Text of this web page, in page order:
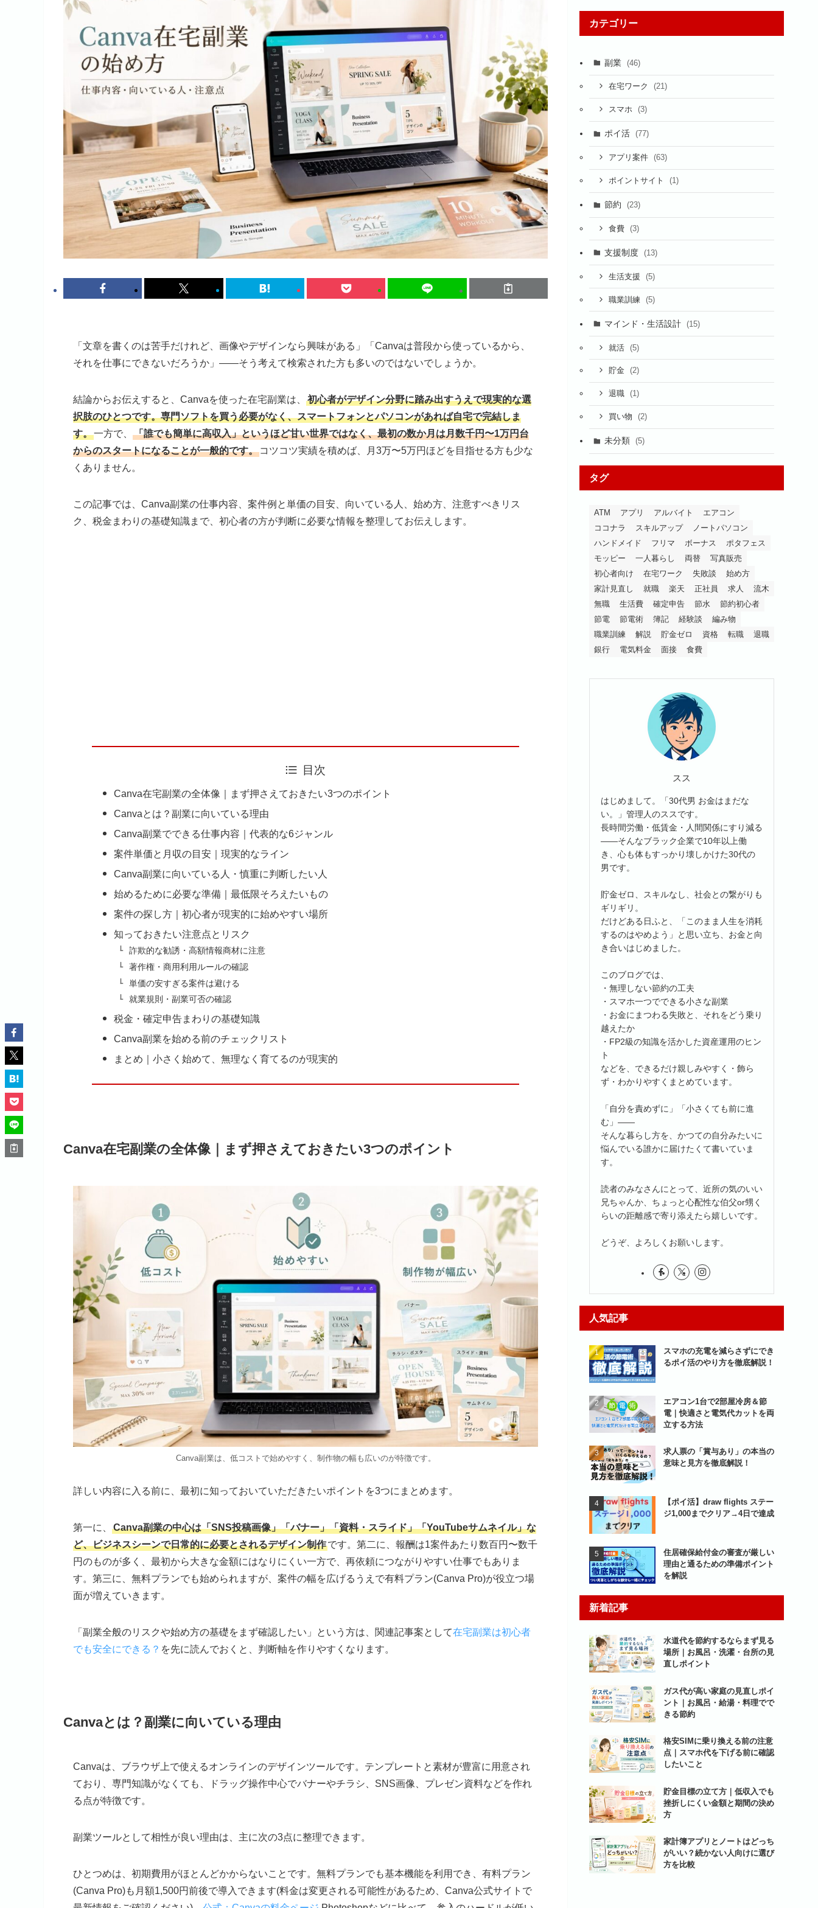
「文章を書くのは苦手だけれど、画像やデザインなら興味がある」「Canvaは普段から使っているから、
それを仕事にできないだろうか」——そう考えて検索された方も多いのではないでしょうか。
結論からお伝えすると、Canvaを使った在宅副業は、
初心者がデザイン分野に踏み出すうえで現実的な選
択肢のひとつです。専門ソフトを買う必要がなく、スマートフォンとパソコンがあれば自宅で完結しま
す。一方で、
「誰でも簡単に高収入」というほど甘い世界ではなく、最初の数か月は月数千円〜1万円台
からのスタートになることが一般的です。 コツコツ実績を積めば、月3万〜5万円ほどを目指せる方も少な
くありません。
この記事では、Canva副業の仕事内容、案件例と単価の目安、向いている人、始め方、注意すべきリス
ク、税金まわりの基礎知識まで、初心者の方が判断に必要な情報を整理してお伝えします。
目次
Canva在宅副業の全体像｜まず押さえておきたい3つのポイント
Canvaとは？副業に向いている理由
Canva副業でできる仕事内容｜代表的な6ジャンル
案件単価と月収の目安｜現実的なライン
Canva副業に向いている人・慎重に判断したい人
始めるために必要な準備｜最低限そろえたいもの
案件の探し方｜初心者が現実的に始めやすい場所
知っておきたい注意点とリスク
詐欺的な勧誘・高額情報商材に注意
著作権・商用利用ルールの確認
単価の安すぎる案件は避ける
就業規則・副業可否の確認
税金・確定申告まわりの基礎知識
Canva副業を始める前のチェックリスト
まとめ｜小さく始めて、無理なく育てるのが現実的
Canva在宅副業の全体像｜まず押さえておきたい3つのポイント
Canva副業は、低コストで始めやすく、制作物の幅も広いのが特徴です。
詳しい内容に入る前に、最初に知っておいていただきたいポイントを3つにまとめます。
第一に、
Canva副業の中心は「SNS投稿画像」「バナー」「資料・スライド」「YouTubeサムネイル」な
ど、ビジネスシーンで日常的に必要とされるデザイン制作です。第二に、報酬は1案件あたり数百円〜数千
円のものが多く、最初から大きな金額にはなりにくい一方で、再依頼につながりやすい仕事でもありま
す。第三に、無料プランでも始められますが、案件の幅を広げるうえで有料プラン(Canva Pro)が役立つ場
面が増えていきます。
「副業全般のリスクや始め方の基礎をまず確認したい」という方は、関連記事案として在宅副業は初心者
でも安全にできる？ を先に読んでおくと、判断軸を作りやすくなります。
Canvaとは？副業に向いている理由
Canvaは、ブラウザ上で使えるオンラインのデザインツールです。テンプレートと素材が豊富に用意され
ており、専門知識がなくても、ドラッグ操作中心でバナーやチラシ、SNS画像、プレゼン資料などを作れ
る点が特徴です。
副業ツールとして相性が良い理由は、主に次の3点に整理できます。
ひとつめは、初期費用がほとんどかからないことです。無料プランでも基本機能を利用でき、有料プラン
(Canva Pro)も月額1,500円前後で導入できます(料金は変更される可能性があるため、Canva公式サイトで
カテゴリー
副業 (46)
在宅ワーク (21)
スマホ (3)
ポイ活 (77)
アプリ案件 (63)
ポイントサイト (1)
節約 (23)
食費 (3)
支援制度 (13)
生活支援 (5)
職業訓練 (5)
マインド・生活設計 (15)
就活 (5)
貯金 (2)
退職 (1)
買い物 (2)
未分類 (5)
タグ
ATM アプリ アルバイト
エアコン
ココナラ
スキルアップ
ノートパソコン
ハンドメイド
フリマ ボーナス
ポタフェス
モッピー
一人暮らし 両替
写真販売
初心者向け
在宅ワーク 失敗談
始め方
家計見直し
就職 楽天 正社員 求人
流木
無職
生活費 確定申告 節水
節約初心者
節電
節電術 簿記 経験談
編み物
職業訓練
解説 貯金ゼロ 資格 転職
退職
銀行
電気料金 面接 食費
スス
はじめまして。「30代男 お金はまだな
い。」管理人のススです。
長時間労働・低賃金・人間関係にすり減る
――そんなブラック企業で10年以上働
き、心も体もすっかり壊しかけた30代の
男です。
貯金ゼロ、スキルなし、社会との繋がりも
ギリギリ。
だけどある日ふと、「このまま人生を消耗
するのはやめよう」と思い立ち、お金と向
き合いはじめました。
このブログでは、
・無理しない節約の工夫
・スマホ一つでできる小さな副業
・お金にまつわる失敗と、それをどう乗り
越えたか
・FP2級の知識を活かした資産運用のヒン
ト
などを、できるだけ親しみやすく・飾ら
ず・わかりやすくまとめています。
「自分を責めずに」「小さくても前に進
む」――
そんな暮らし方を、かつての自分みたいに
悩んでいる誰かに届けたくて書いていま
す。
読者のみなさんにとって、近所の気のいい
兄ちゃんか、ちょっと心配性な伯父or甥く
らいの距離感で寄り添えたら嬉しいです。
どうぞ、よろしくお願いします。
人気記事
スマホの充電を減らさずにでき
るポイ活のやり方を徹底解説！
エアコン1台で2部屋冷房＆節
電｜快適さと電気代カットを両
立する方法
求人票の「賞与あり」の本当の
意味と見方を徹底解説！
【ポイ活】draw flights ステー
ジ1,000までクリア→4日で達成
住居確保給付金の審査が厳しい
理由と通るための準備ポイント
を解説
新着記事
水道代を節約するならまず見る
場所｜お風呂・洗濯・台所の見
直しポイント
ガス代が高い家庭の見直しポイ
ント｜お風呂・給湯・料理でで
きる節約
格安SIMに乗り換える前の注意
点｜スマホ代を下げる前に確認
したいこと
貯金目標の立て方｜低収入でも
挫折しにくい金額と期間の決め
方
家計簿アプリとノートはどっち
がいい？続かない人向けに選び
方を比較